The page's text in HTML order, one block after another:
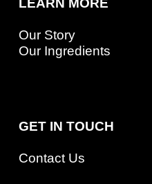
LEARN MORE
Our Story
Our Ingredients
GET IN TOUCH
Contact Us